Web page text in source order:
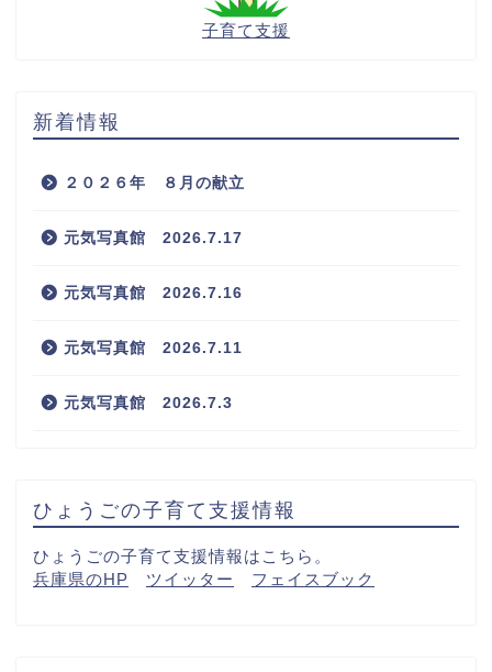
子育て支援
新着情報
２０２６年 ８月の献立
元気写真館 2026.7.17
元気写真館 2026.7.16
元気写真館 2026.7.11
元気写真館 2026.7.3
ひょうごの子育て支援情報
ひょうごの子育て支援情報はこちら。
兵庫県のHP
ツイッター フェイスブック